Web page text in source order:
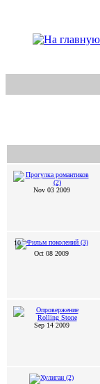
Nov 03 2009
10
Oct 08 2009
Sep 14 2009